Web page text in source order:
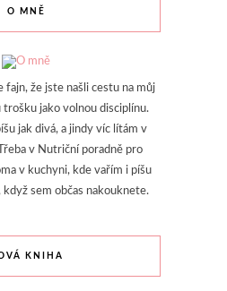
O MNĚ
fajn, že jste našli cestu na můj
trošku jako volnou disciplínu.
jak divá, a jindy víc lítám v
v Nutriční poradně pro
v kuchyni, kde vařím i píšu
sem občas nakouknete.
KNIHA